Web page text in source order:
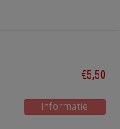
€5,50
Informatie